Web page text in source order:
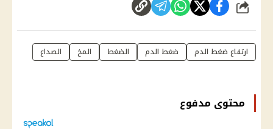
شارك
ارتفاع ضغط الدم ضغط الدم الضغط المخ الصداع
محتوى مدفوع